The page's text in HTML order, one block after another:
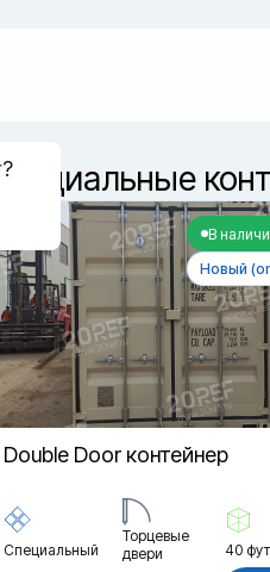
?
В
Новый
Double Door контейнер
Специальный
Торцевые
двери
40